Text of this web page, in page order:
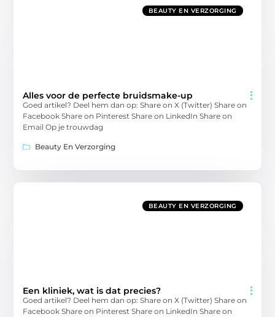
BEAUTY EN VERZORGING
Alles voor de perfecte bruidsmake-up
Goed artikel? Deel hem dan op: Share on X (Twitter) Share on
Facebook Share on Pinterest Share on LinkedIn Share on
Email Op je trouwdag
Beauty En Verzorging
BEAUTY EN VERZORGING
Een kliniek, wat is dat precies?
Goed artikel? Deel hem dan op: Share on X (Twitter) Share on
Facebook Share on Pinterest Share on LinkedIn Share on